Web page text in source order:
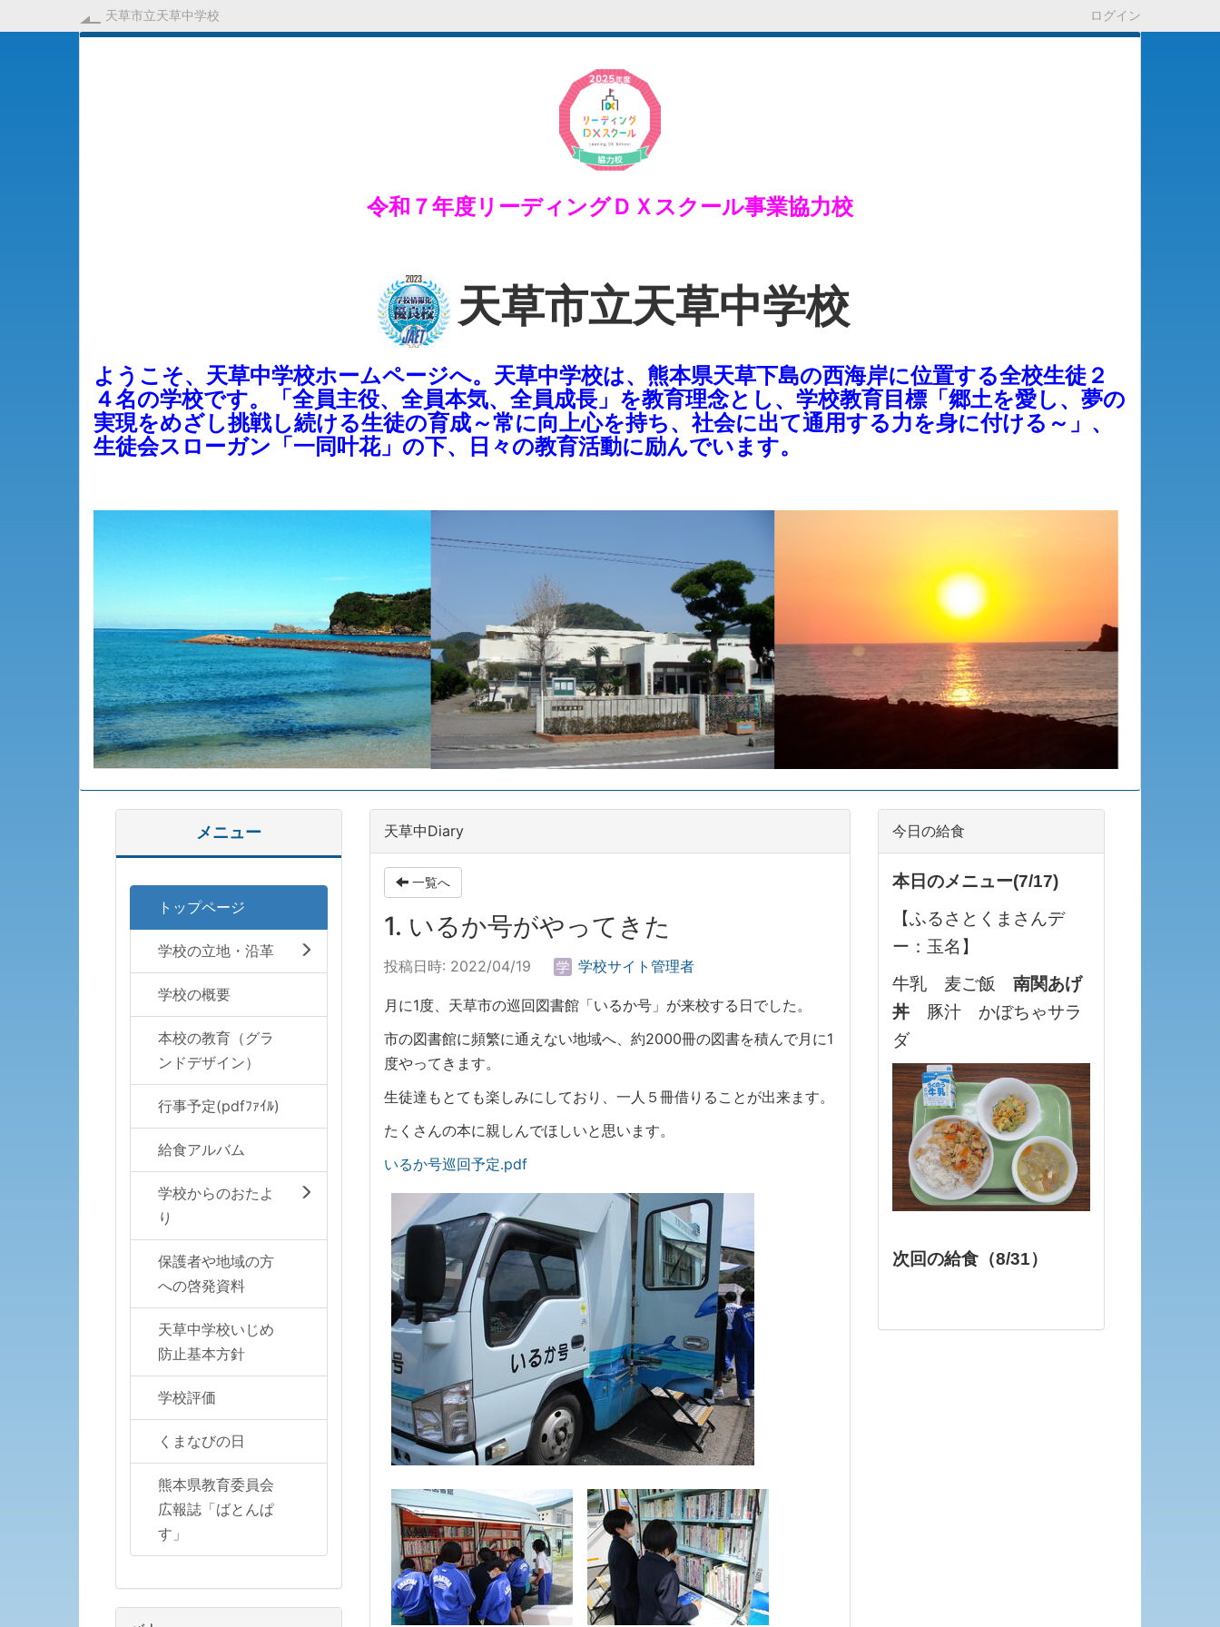
天草市立天草中学校 ログイン
令和７年度リーディングＤＸスクール事業協力校
天草市立天草中学校
ようこそ、天草中学校ホームページへ。天草中学校は、熊本県天草下島の西海岸に位置する全校生徒２
４名の学校です。「全員主役、全員本気、全員成長」を教育理念とし、学校教育目標「郷土を愛し、夢の
実現をめざし挑戦し続ける生徒の育成～常に向上心を持ち、社会に出て通用する力を身に付ける～」、
生徒会スローガン「一同叶花」の下、日々の教育活動に励んでいます。
天草中Diary
一覧へ
1. いるか号がやってきた
投稿日時: 2022/04/19 学校サイト管理者
月に1度、天草市の巡回図書館「いるか号」が来校する日でした。
市の図書館に頻繁に通えない地域へ、約2000冊の図書を積んで月に1
度やってきます。
生徒達もとても楽しみにしており、一人５冊借りることが出来ます。
たくさんの本に親しんでほしいと思います。
いるか号巡回予定.pdf
メニュー
トップページ
学校の立地・沿革
学校の概要
本校の教育（グラ
ンドデザイン）
行事予定(pdfﾌｧｲﾙ)
給食アルバム
学校からのおたよ
り
保護者や地域の方
への啓発資料
天草中学校いじめ
防止基本方針
学校評価
くまなびの日
熊本県教育委員会
広報誌「ばとんぱ
す」
今日の給食
本日のメニュー(7/17)
【ふるさとくまさんデ
ー：玉名】
牛乳 麦ご飯 南関あげ
丼 豚汁 かぼちゃサラ
ダ
次回の給食（8/31）